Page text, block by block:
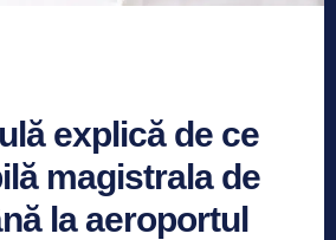
explică de ce
magistrala de
la aeroportul